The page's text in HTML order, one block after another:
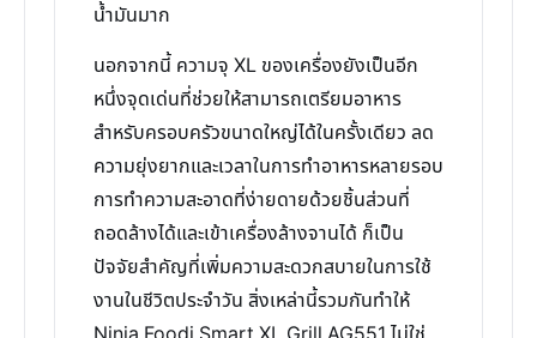
น้ำมันมาก
นอกจากนี้ ความจุ XL ของเครื่องยังเป็นอีก
หนึ่งจุดเด่นที่ช่วยให้สามารถเตรียมอาหาร
สำหรับครอบครัวขนาดใหญ่ได้ในครั้งเดียว ลด
ความยุ่งยากและเวลาในการทำอาหารหลายรอบ
การทำความสะอาดที่ง่ายดายด้วยชิ้นส่วนที่
ถอดล้างได้และเข้าเครื่องล้างจานได้ ก็เป็น
ปัจจัยสำคัญที่เพิ่มความสะดวกสบายในการใช้
งานในชีวิตประจำวัน สิ่งเหล่านี้รวมกันทำให้